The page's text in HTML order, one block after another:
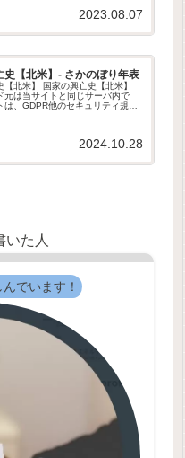
2023.08.07
史【北米】- さかのぼり年表
【北米】 国家の興亡史【北米】
元は当サイトと同じサーバ内で
は、GDPR他のセキュリティ規則
2024.10.28
いた人
でいます！